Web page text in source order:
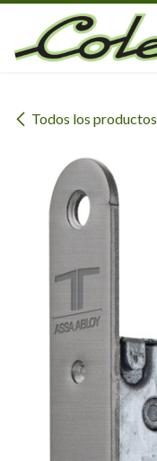
Ir al contenido
Todos los productos